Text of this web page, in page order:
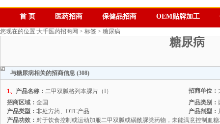
首 页 医药招商 保健品招商 OEM贴牌加工
您现在的位置:大千医药招商网 > 标签 > 糖尿病
糖尿病
与糖尿病相关的招商信息 (308)
1、 产品名称： 二甲双胍格列本脲片（I） 招商单位：
招商区域： 全国 产品类别：
产品类型： 非处方药、OTC产品 产品剂型：
产品功效： 对于饮食控制或运动加服二甲双胍或磺酰脲类药物，未能满意控制血